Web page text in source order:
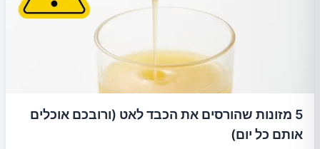
5 מזונות שהורסים את הכבד לאט (ורובכם אוכלים
אותם כל יום)